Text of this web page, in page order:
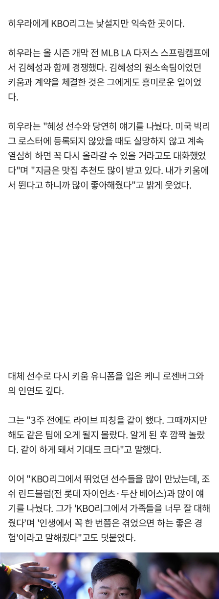
히우라에게 KBO리그는 낯설지만 익숙한 곳이다.
히우라는 올 시즌 개막 전 MLB LA 다저스 스프링캠프에
서 김혜성과 함께 경쟁했다. 김혜성의 원소속팀이었던
키움과 계약을 체결한 것은 그에게도 흥미로운 일이었
다.
히우라는 "혜성 선수와 당연히 얘기를 나눴다. 미국 빅리
그 로스터에 등록되지 않았을 때도 실망하지 않고 계속
열심히 하면 꼭 다시 올라갈 수 있을 거라고도 대화했었
다"며 "지금은 맛집 추천도 많이 받고 있다. 내가 키움에
서 뛴다고 하니까 많이 좋아해줬다"고 밝게 웃었다.
대체 선수로 다시 키움 유니폼을 입은 케니 로젠버그와
의 인연도 깊다.
그는 "3주 전에도 라이브 피칭을 같이 했다. 그때까지만
해도 같은 팀에 오게 될지 몰랐다. 알게 된 후 깜짝 놀랐
다. 같이 하게 돼서 기대도 크다"고 말했다.
이어 "KBO리그에서 뛰었던 선수들을 많이 만났는데, 조
쉬 린드블럼(전 롯데 자이언츠·두산 베어스)과 많이 얘
기를 나눴다. 그가 'KBO리그에서 가족들을 너무 잘 대해
줬다'며 '인생에서 꼭 한 번쯤은 겪었으면 하는 좋은 경
험'이라고 말해줬다"고도 덧붙였다.